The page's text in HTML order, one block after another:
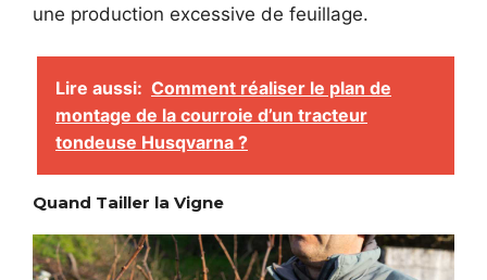
une production excessive de feuillage.
Lire aussi: Comment réaliser le plan de
montage de la courroie d’un tracteur
tondeuse Husqvarna ?
Quand Tailler la Vigne